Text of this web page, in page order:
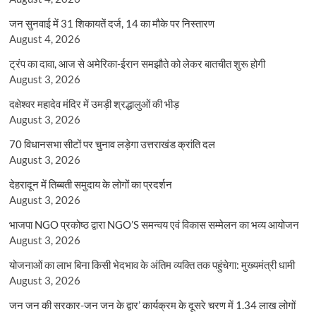
जन सुनवाई में 31 शिकायतें दर्ज, 14 का मौके पर निस्तारण
August 4, 2026
ट्रंप का दावा, आज से अमेरिका-ईरान समझौते को लेकर बातचीत शुरू होगी
August 3, 2026
दक्षेश्वर महादेव मंदिर में उमड़ी श्रद्धालुओं की भीड़
August 3, 2026
70 विधानसभा सीटों पर चुनाव लड़ेगा उत्तराखंड क्रांति दल
August 3, 2026
देहरादून में तिब्बती समुदाय के लोगों का प्रदर्शन
August 3, 2026
भाजपा NGO प्रकोष्ठ द्वारा NGO’S समन्वय एवं विकास सम्मेलन का भव्य आयोजन
August 3, 2026
योजनाओं का लाभ बिना किसी भेदभाव के अंतिम व्यक्ति तक पहुंचेगा: मुख्यमंत्री धामी
August 3, 2026
जन जन की सरकार-जन जन के द्वार’ कार्यक्रम के दूसरे चरण में 1.34 लाख लोगों